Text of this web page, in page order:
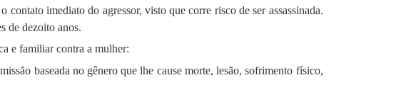
imediato do agressor, visto que corre risco de ser assassinada.
de dezoito anos.
e familiar contra a mulher:
baseada no gênero que lhe cause morte, lesão, sofrimento físico,